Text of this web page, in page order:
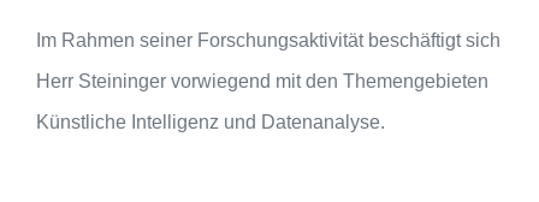
Im Rahmen seiner Forschungsaktivität beschäftigt sich
Herr Steininger vorwiegend mit den Themengebieten
Künstliche Intelligenz und Datenanalyse.